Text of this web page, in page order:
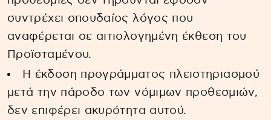
συντρέχει σπουδαίος λόγος που
αναφέρεται σε αιτιολογημένη έκθεση του
Προϊσταμένου.
Η έκδοση προγράμματος πλειστηριασμού
μετά την πάροδο των νόμιμων προθεσμιών,
δεν επιφέρει ακυρότητα αυτού.